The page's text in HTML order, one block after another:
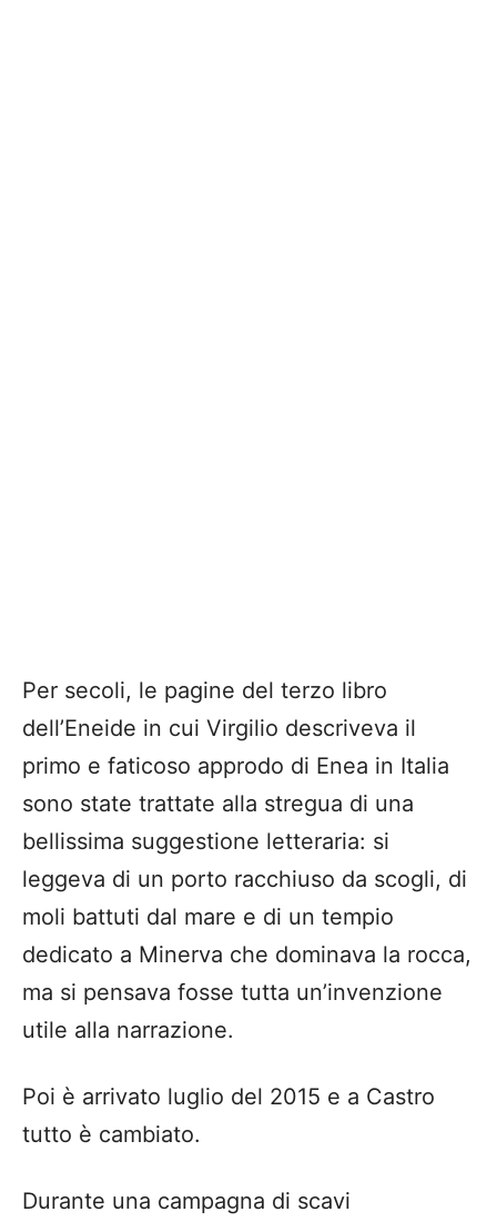
Per secoli, le pagine del terzo libro
dell’Eneide in cui Virgilio descriveva il
primo e faticoso approdo di Enea in Italia
sono state trattate alla stregua di una
bellissima suggestione letteraria: si
leggeva di un porto racchiuso da scogli, di
moli battuti dal mare e di un tempio
dedicato a Minerva che dominava la rocca,
ma si pensava fosse tutta un’invenzione
utile alla narrazione.
Poi è arrivato luglio del 2015 e a Castro
tutto è cambiato.
Durante una campagna di scavi